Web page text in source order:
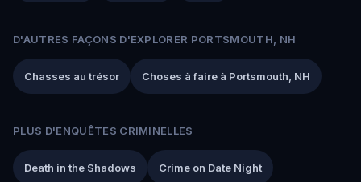
D'AUTRES FAÇONS D'EXPLORER PORTSMOUTH, NH
Chasses au trésor Choses à faire à Portsmouth, NH
PLUS D'ENQUÊTES CRIMINELLES
Death in the Shadows Crime on Date Night